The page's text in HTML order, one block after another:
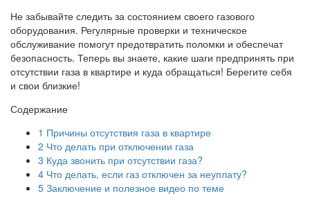
Не забывайте следить за состоянием своего газового
оборудования. Регулярные проверки и техническое
обслуживание помогут предотвратить поломки и обеспечат
безопасность. Теперь вы знаете, какие шаги предпринять при
отсутствии газа в квартире и куда обращаться! Берегите себя
и свои близкие!
Содержание
1 Причины отсутствия газа в квартире
2 Что делать при отключении газа
3 Куда звонить при отсутствии газа?
4 Что делать, если газ отключен за неуплату?
5 Заключение и полезное видео по теме